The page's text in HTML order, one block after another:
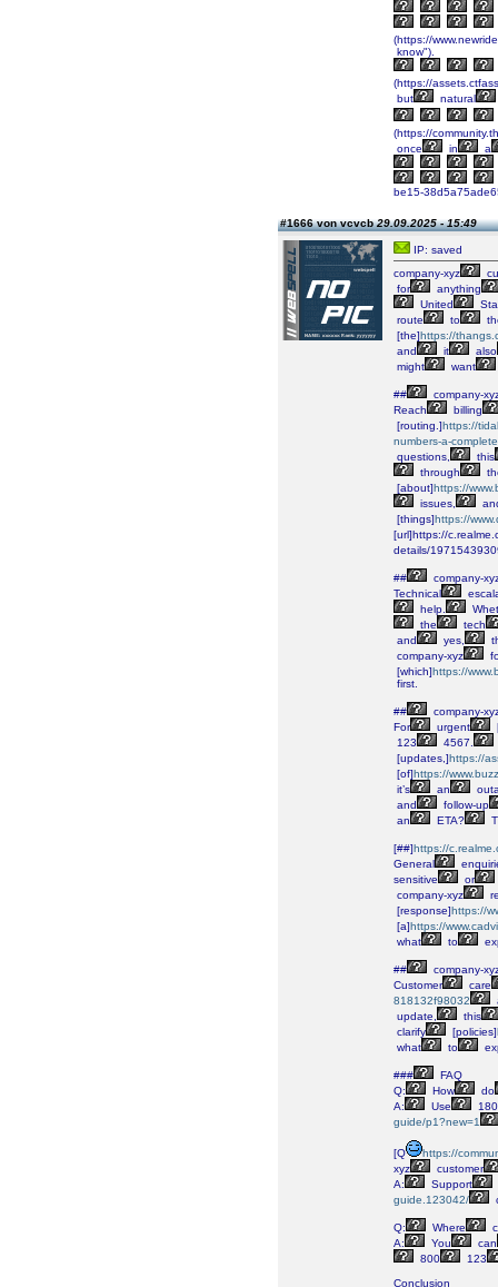
(https://
know").
(https://
but
natural
(https://
once
in a
be15-
#1666 von vcvcb29.09.2025 - 15:49
IP: saved
company-xyz
for
anything
United
route
to
[the]https://
and
it
also
might
want
##
company-
Reach
billing
[routing.]https://
numbers-a-
questions,
this
through
[about]https://
issues,
[things]https://
[url]https://
details/
##
company-
Technical
help.
the
tech
and
yes,
company-xyz
[which]https://
first.
##
company-
For
urgent
123
4567.
[updates,]https://
[of]https://
it’s
an
and
follow-up
an
ETA?
[##]https://
General
sensitive
or
company-xyz
[response]https://
[a]https://
what
to
##
company-
Customer
care
818132f98032
update,
this
clarify
[policies]
what
to
###
FAQ
Q:
How
do
A:
Use
guide/p1?new=1
[Q
https://
xyz
customer
A:
Support
guide.123042/
Q: Where
A:
You
can
800
123
Conclusion